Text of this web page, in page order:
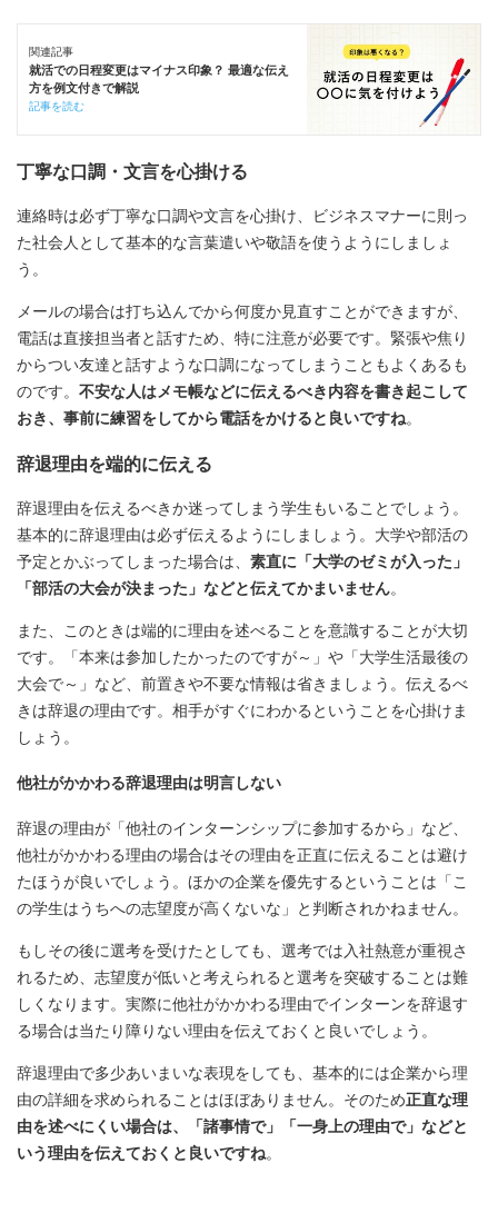
関連記事
就活での日程変更はマイナス印象？ 最適な伝え
方を例文付きで解説
記事を読む
丁寧な口調・文言を心掛ける
連絡時は必ず丁寧な口調や文言を心掛け、ビジネスマナーに則っ
た社会人として基本的な言葉遣いや敬語を使うようにしましょ
う。
メールの場合は打ち込んでから何度か見直すことができますが、
電話は直接担当者と話すため、特に注意が必要です。緊張や焦り
からつい友達と話すような口調になってしまうこともよくあるも
のです。 不安な人はメモ帳などに伝えるべき内容を書き起こして
おき、事前に練習をしてから電話をかけると良いですね。
辞退理由を端的に伝える
辞退理由を伝えるべきか迷ってしまう学生もいることでしょう。
基本的に辞退理由は必ず伝えるようにしましょう。大学や部活の
予定とかぶってしまった場合は、 素直に「大学のゼミが入った」
「部活の大会が決まった」などと伝えてかまいません。
また、このときは端的に理由を述べることを意識することが大切
です。「本来は参加したかったのですが～」や「大学生活最後の
大会で～」など、前置きや不要な情報は省きましょう。伝えるべ
きは辞退の理由です。相手がすぐにわかるということを心掛けま
しょう。
他社がかかわる辞退理由は明言しない
辞退の理由が「他社のインターンシップに参加するから」など、
他社がかかわる理由の場合はその理由を正直に伝えることは避け
たほうが良いでしょう。ほかの企業を優先するということは「こ
の学生はうちへの志望度が高くないな」と判断されかねません。
もしその後に選考を受けたとしても、選考では入社熱意が重視さ
れるため、志望度が低いと考えられると選考を突破することは難
しくなります。実際に他社がかかわる理由でインターンを辞退す
る場合は当たり障りない理由を伝えておくと良いでしょう。
辞退理由で多少あいまいな表現をしても、基本的には企業から理
由の詳細を求められることはほぼありません。そのため正直な理
由を述べにくい場合は、「諸事情で」「一身上の理由で」などと
いう理由を伝えておくと良いですね。